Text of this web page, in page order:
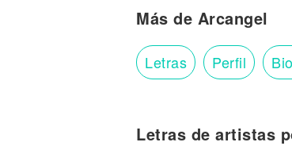
Más de Arcangel
Letras Perfil
Letras de artistas